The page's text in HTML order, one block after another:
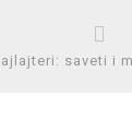
saveti i